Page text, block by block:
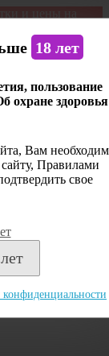
и цены на
продажа не
18 лет
пользование
охране здоровья
Вам
Правилами
свое